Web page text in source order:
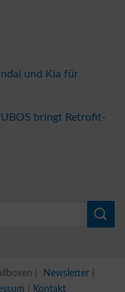
und Kia für
bringt Retrofit-
| Newsletter
Kontakt